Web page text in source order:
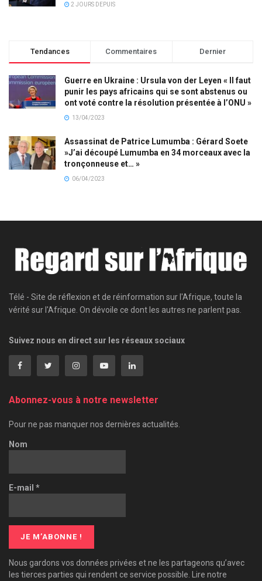
2 JOURS DEPUIS
Tendances Commentaires Dernier
Guerre en Ukraine : Ursula von der Leyen « Il faut
punir les pays africains qui se sont abstenus ou
ont voté contre la résolution présentée à l’ONU »
13/04/2023
Assassinat de Patrice Lumumba : Gérard Soete
»J’ai découpé Lumumba en 34 morceaux avec la
tronçonneuse et… »
06/04/2023
Télé - Site de réflexion et de réinformation sur l'Afrique, toute la
vérité sur l'Afrique. On dévoile ce dont les autres ne parlent pas.
Suivez nous en direct sur les réseaux sociaux
Abonnez-vous à notre newsletter
Pour ne pas manquer nos dernières actualités.
Nom
E-mail *
Nous gardons vos données privées et ne les partageons qu’avec
les tierces parties qui rendent ce service possible. Lire notre